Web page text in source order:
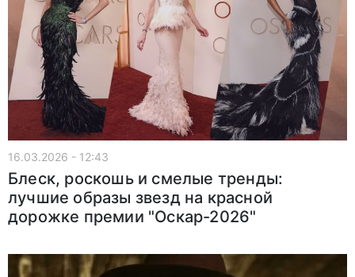
16.03.2026 - 12:43
Блеск, роскошь и смелые тренды:
лучшие образы звезд на красной
дорожке премии "Оскар-2026"